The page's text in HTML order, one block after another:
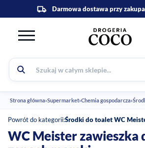
Strona główna›Supermarket›Chemia gospodarcza›
Powrót do kategorii:Środki do toalet WC
WC Meister zawieszka